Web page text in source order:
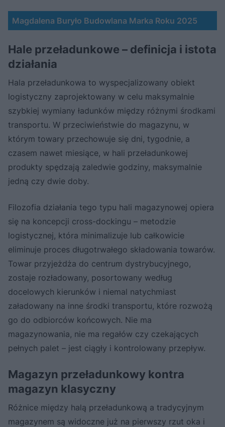
Magdalena Buryło Budowlana Marka Roku 2025
Hale przeładunkowe – definicja i istota
działania
Hala przeładunkowa to wyspecjalizowany obiekt
logistyczny zaprojektowany w celu maksymalnie
szybkiej wymiany ładunków między różnymi środkami
transportu. W przeciwieństwie do magazynu, w
którym towary przechowuje się dni, tygodnie, a
czasem nawet miesiące, w hali przeładunkowej
produkty spędzają zaledwie godziny, maksymalnie
jedną czy dwie doby.
Filozofia działania tego typu hali magazynowej opiera
się na koncepcji cross-dockingu – metodzie
logistycznej, która minimalizuje lub całkowicie
eliminuje proces długotrwałego składowania towarów.
Towar przyjeżdża do centrum dystrybucyjnego,
zostaje rozładowany, posortowany według
docelowych kierunków i niemal natychmiast
załadowany na inne środki transportu, które rozwożą
go do odbiorców końcowych. Nie ma
magazynowania, nie ma regałów czy czekających
pełnych palet – jest ciągły i kontrolowany przepływ.
Magazyn przeładunkowy kontra
magazyn klasyczny
Różnice między halą przeładunkową a tradycyjnym
magazynem są widoczne już na pierwszy rzut oka i